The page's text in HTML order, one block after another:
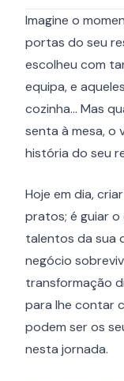
Imagine o
portas do seu
escolheu com
equipa, e
cozinha... Mas
senta à mesa, o
história do seu
Hoje em dia,
pratos; é guiar
talentos da sua
negócio
transformação
para lhe contar
podem ser os
nesta jornada.